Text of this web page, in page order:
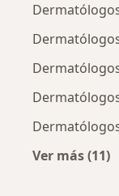
Ver más (11)